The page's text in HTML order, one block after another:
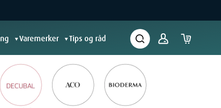
▼Varemerker ▼Tips og råd